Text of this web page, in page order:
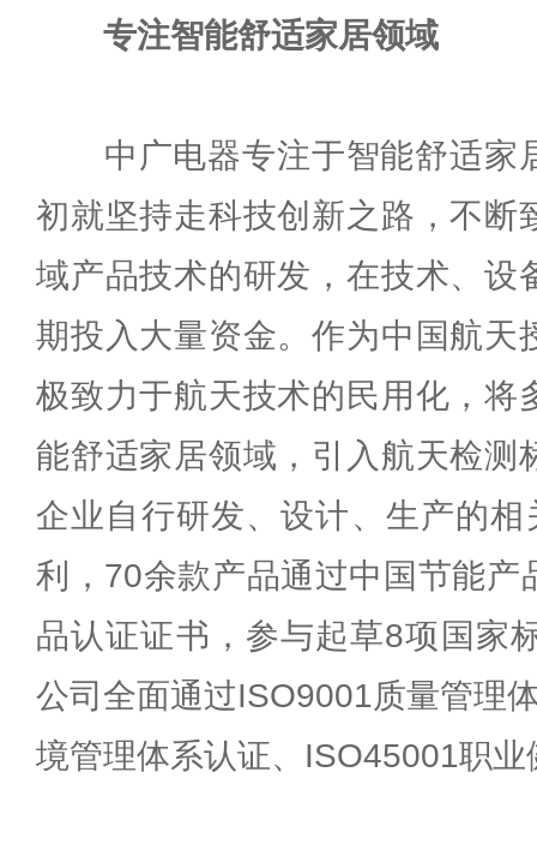
专注智能舒适家居领域
中广电器专注于智能舒适家
初就坚持走科技创新之路，不断
域产品技术的研发，在技术、设
期投入大量资金。作为中国航天
极致力于航天技术的民用化，将
能舒适家居领域，引入航天检测
企业自行研发、设计、生产的
利，70余款产品通过中国节能产
品认证证书，参与起草8项国家
公司全面通过ISO9001质量管理
境管理体系认证、ISO45001职